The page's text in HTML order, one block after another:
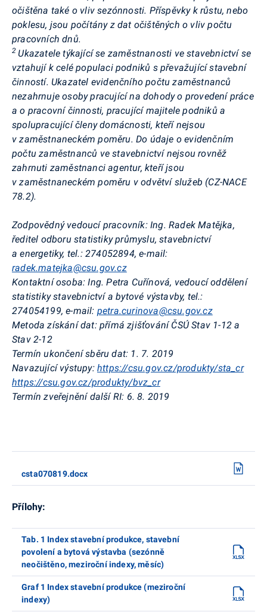
očištěna také o vliv sezónnosti. Příspěvky k růstu, nebo
poklesu, jsou počítány z dat očištěných o vliv počtu
pracovních dnů.
2 Ukazatele týkající se zaměstnanosti ve stavebnictví se
vztahují k celé populaci podniků s převažující stavební
činností. Ukazatel evidenčního počtu zaměstnanců
nezahrnuje osoby pracující na dohody o provedení práce
a o pracovní činnosti, pracující majitele podniků a
spolupracující členy domácnosti, kteří nejsou
v zaměstnaneckém poměru. Do údaje o evidenčním
počtu zaměstnanců ve stavebnictví nejsou rovněž
zahrnuti zaměstnanci agentur, kteří jsou
v zaměstnaneckém poměru v odvětví služeb (CZ-NACE
78.2).
Zodpovědný vedoucí pracovník: Ing. Radek Matějka,
ředitel odboru statistiky průmyslu, stavebnictví
a energetiky, tel.: 274052894, e-mail:
radek.matejka@csu.gov.cz
Kontaktní osoba: Ing. Petra Cuřínová, vedoucí oddělení
statistiky stavebnictví a bytové výstavby, tel.:
274054199, e-mail: petra.curinova@csu.gov.cz
Metoda získání dat: přímá zjišťování ČSÚ Stav 1-12 a
Stav 2-12
Termín ukončení sběru dat: 1. 7. 2019
Navazující výstupy: https://csu.gov.cz/produkty/sta_cr
https://csu.gov.cz/produkty/bvz_cr
Termín zveřejnění další RI: 6. 8. 2019
csta070819.docx
Přílohy:
Tab. 1 Index stavební produkce, stavební
povolení a bytová výstavba (sezónně
neočištěno, meziroční indexy, měsíc)
Graf 1 Index stavební produkce (meziroční
indexy)